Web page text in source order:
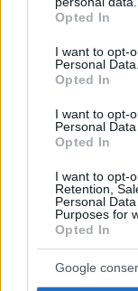
grant or deny
use your data for
consent section.
Opted In
I want to opt-
Personal Data.
Opted In
I want to opt-
Personal
Opted In
I want to opt-
Retention,
Personal
Purposes for
Opted In
Google
d0wy5rfvbusp)
Ειδήσεις
Ο πόλεμος για
120 χλμ./ώρα,
ατυχήματα και